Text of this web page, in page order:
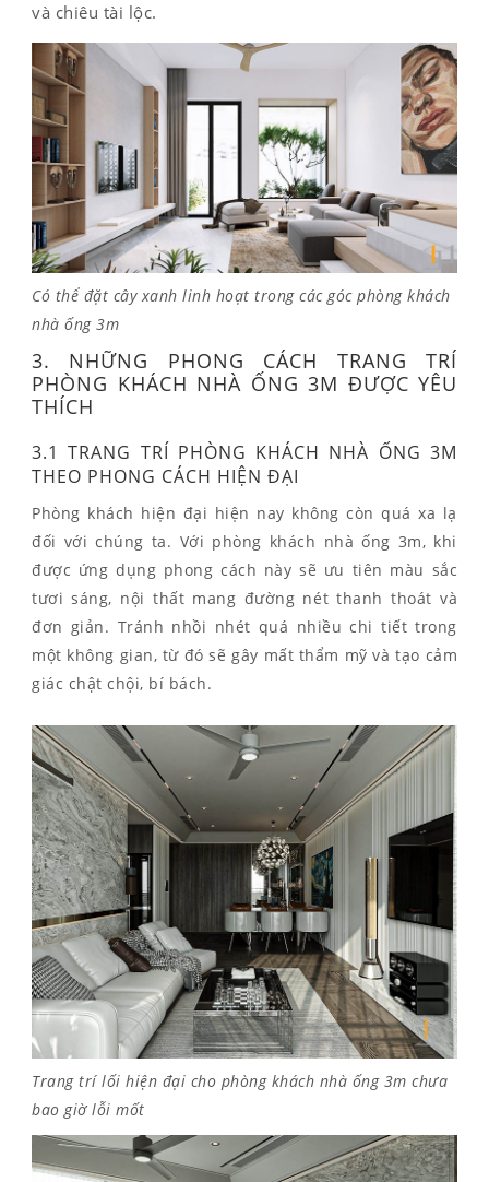
và chiêu tài lộc.
Có thể đặt cây xanh linh hoạt trong các góc phòng khách
nhà ống 3m
3. NHỮNG PHONG CÁCH TRANG TRÍ
PHÒNG KHÁCH NHÀ ỐNG 3M ĐƯỢC YÊU
THÍCH
3.1 TRANG TRÍ PHÒNG KHÁCH NHÀ ỐNG 3M
THEO PHONG CÁCH HIỆN ĐẠI
Phòng khách hiện đại hiện nay không còn quá xa lạ
đối với chúng ta. Với phòng khách nhà ống 3m, khi
được ứng dụng phong cách này sẽ ưu tiên màu sắc
tươi sáng, nội thất mang đường nét thanh thoát và
đơn giản. Tránh nhồi nhét quá nhiều chi tiết trong
một không gian, từ đó sẽ gây mất thẩm mỹ và tạo cảm
giác chật chội, bí bách.
Trang trí lối hiện đại cho phòng khách nhà ống 3m chưa
bao giờ lỗi mốt